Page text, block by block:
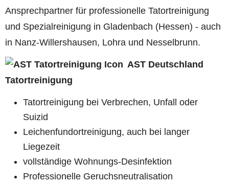
Ansprechpartner für professionelle Tatortreinigung
und Spezialreinigung in Gladenbach (Hessen) - auch
in Nanz-Willershausen, Lohra und Nesselbrunn.
AST Deutschland
Tatortreinigung
Tatortreinigung bei Verbrechen, Unfall oder
Suizid
Leichenfundortreinigung, auch bei langer
Liegezeit
vollständige Wohnungs-Desinfektion
Professionelle Geruchsneutralisation